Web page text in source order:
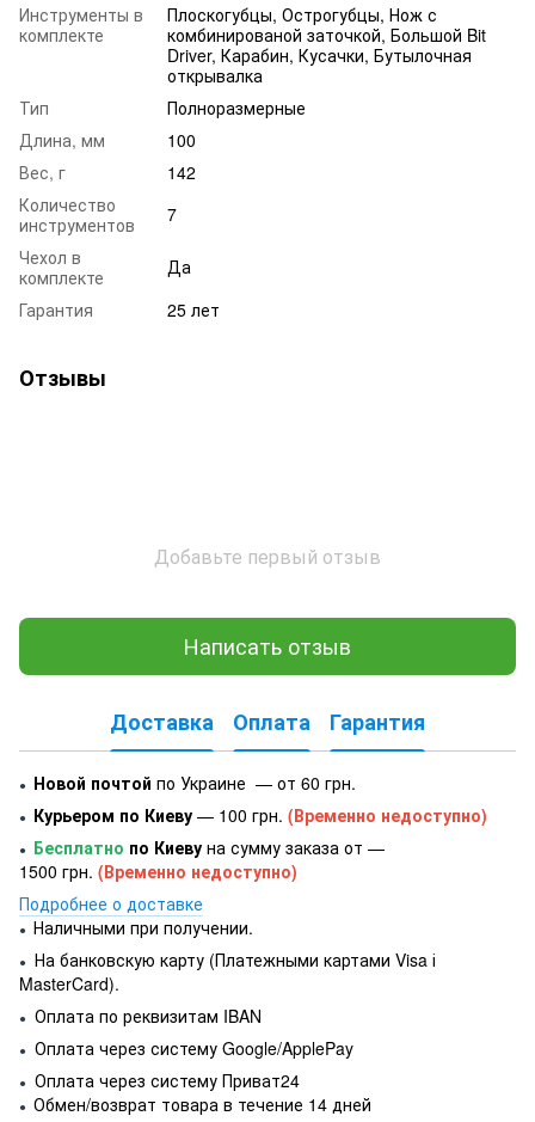
Инструменты в
комплекте
Плоскогубцы, Острогубцы, Нож с
комбинированой заточкой, Большой Bit
Driver, Карабин, Кусачки, Бутылочная
открывалка
Тип
Полноразмерные
Длина, мм
100
Вес, г
142
Количество
инструментов
7
Чехол в
комплекте
Да
Гарантия
25 лет
Отзывы
Добавьте первый отзыв
Написать отзыв
Доставка Оплата Гарантия
● Новой почтой по Украине — от 60 грн.
● Курьером по Киеву — 100 грн. (Временно недоступно)
● Бесплатно по Киеву на сумму заказа от —
1500 грн. (Временно недоступно)
Подробнее о доставке
● Наличными при получении.
● На банковскую карту (Платежными картами Visa і
MasterCard).
● Оплата по реквизитам IBAN
● Оплата через систему Google/ApplePay
● Оплата через систему Приват24
● Обмен/возврат товара в течение 14 дней